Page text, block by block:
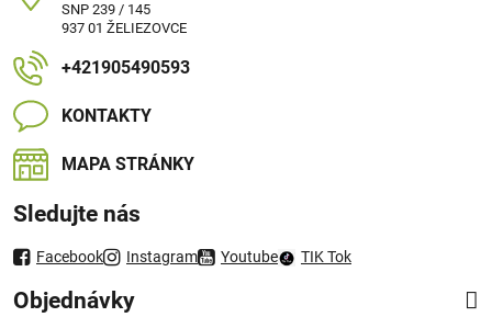
SNP 239 / 145
937 01 ŽELIEZOVCE
+421905490593
KONTAKTY
MAPA STRÁNKY
Sledujte nás
Facebook Instagram Youtube TIK Tok
Objednávky